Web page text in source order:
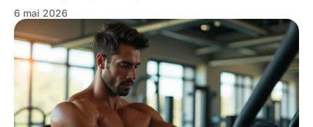
6 mai 2026